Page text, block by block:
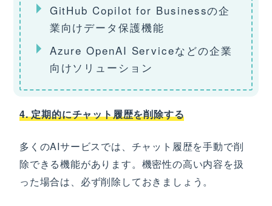
GitHub Copilot for Businessの企
業向けデータ保護機能
Azure OpenAI Serviceなどの企業
向けソリューション
4. 定期的にチャット履歴を削除する
多くのAIサービスでは、チャット履歴を手動で削
除できる機能があります。機密性の高い内容を扱
った場合は、必ず削除しておきましょう。